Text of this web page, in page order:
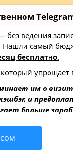
— без ведения
Нашли самый
бесплатно.
упрощает
им о
и
больше